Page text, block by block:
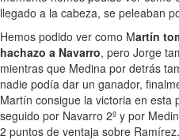
llegado a la cabeza, se peleaban
Hemos podido ver como Martín
hachazo a Navarro, pero Jorge
mientras que Medina por detrás
nadie podía dar un ganador,
Martín consigue la victoria en esta
seguido por Navarro 2º y por
2 puntos de ventaja sobre Ramírez.